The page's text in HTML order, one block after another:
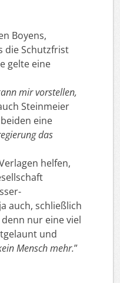
Boyens,
die Schutzfrist
gelte eine
mir vorstellen,
Steinmeier
eine
das
helfen,
auch, schließlich
nur eine viel
und
Mensch mehr.”